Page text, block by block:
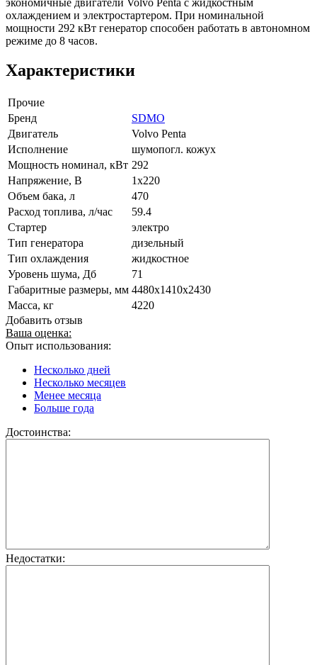
охлаждением и электростартером. При номинальной
мощности 292 кВт генератор способен работать в автономном
режиме до 8 часов.
Характеристики
Прочие
Бренд
SDMO
Двигатель
Volvo Penta
Исполнение
шумопогл. кожух
Мощность номинал, кВт 292
Напряжение, В
1x220
Объем бака, л
470
Расход топлива, л/час
59.4
Стартер
электро
Тип генератора
дизельный
Тип охлаждения
жидкостное
Уровень шума, Дб
71
Габаритные размеры, мм 4480х1410х2430
Масса, кг
4220
Добавить отзыв
Ваша оценка:
Опыт использования:
Несколько дней
Несколько месяцев
Менее месяца
Больше года
Достоинства:
Недостатки: